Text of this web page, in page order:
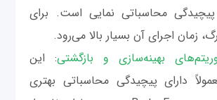
محاسباتی نمایی است. برای
زمان اجرای آن بسیار بالا می‌رود.
بهینه‌سازی و بازگشتی: این
دارای پیچیدگی محاسباتی بهتری